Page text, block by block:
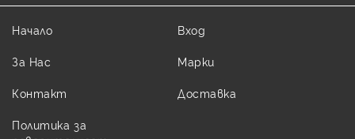
Начало
За Нас
Контакт
Политика за
Вход
Марки
Доставка